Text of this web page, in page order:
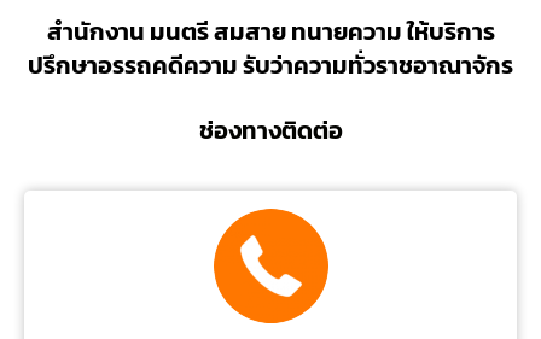
สำนักงาน มนตรี สมสาย ทนายความ ให้บริการ
ปรึกษาอรรถคดีความ รับว่าความทั่วราชอาณาจักร
ช่องทางติดต่อ